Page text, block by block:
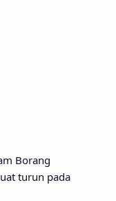
Borang
turun pada